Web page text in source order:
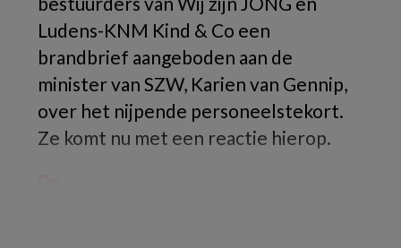
Ludens-KNM Kind & Co een
brandbrief aangeboden aan de
minister van SZW, Karien van Gennip,
over het nijpende personeelstekort.
Ze komt nu met een reactie hierop.